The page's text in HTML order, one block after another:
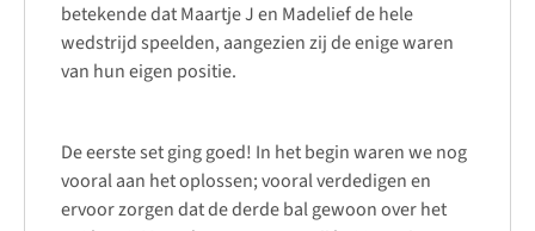
betekende dat Maartje J en Madelief de hele
wedstrijd speelden, aangezien zij de enige waren
van hun eigen positie.
De eerste set ging goed! In het begin waren we nog
vooral aan het oplossen; vooral verdedigen en
ervoor zorgen dat de derde bal gewoon over het